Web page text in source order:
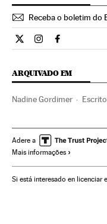
Receba o boletim do
Cultura El País Brasil
Cultura El País
Cultura El
ARQUIVADO EM
Nadine Gordimer
África do Sul Conflitos
Prêmios cultura
África subsaariana
Adere a
Mais informações
Si está interesado en licenciar